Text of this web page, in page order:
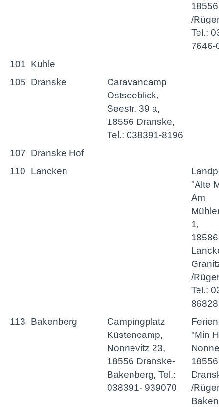
/
Tel.:
7646-
101 Kuhle
105 Dranske
Caravancamp
Ostseeblick,
Seestr. 39 a,
18556 Dranske,
Tel.: 038391-8196
107 Dranske Hof
110
Lancken
"Alte
Am
1,
18586
/
Tel.:
86828
113
Bakenberg
Campingplatz
Küstencamp,
Nonnevitz 23,
18556 Dranske-
Bakenberg, Tel.:
038391- 939070
"Min
18556
/